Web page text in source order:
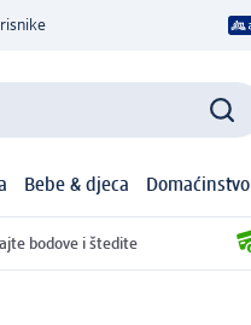
Bebe & djeca Domaćinstvo
bodove i štedite